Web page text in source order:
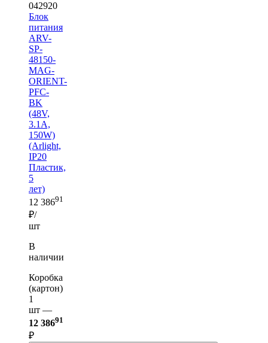
042920
Блок
питания
ARV-
SP-
48150-
MAG-
ORIENT-
PFC-
BK
(48V,
3.1A,
150W)
(Arlight,
IP20
Пластик,
5
лет)
12 38691
₽/
шт
В
наличии
Коробка
(картон)
1
шт —
12 38691
₽